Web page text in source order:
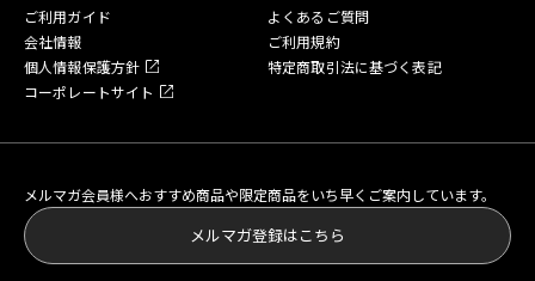
ご利用ガイド
よくあるご質問
会社情報
ご利用規約
個人情報保護方針
特定商取引法に基づく表記
コーポレートサイト
メルマガ会員様へおすすめ商品や限定商品をいち早くご案内しています。
メルマガ登録はこちら